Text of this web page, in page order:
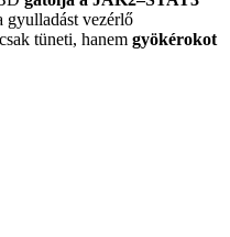
gyulladást vezérlő
tüneti, hanem gyökérokot